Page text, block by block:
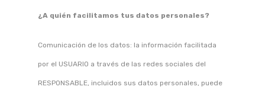
¿A quién facilitamos tus datos personales?
Comunicación de los datos: la información facilitada
por el USUARIO a través de las redes sociales del
RESPONSABLE, incluidos sus datos personales, puede